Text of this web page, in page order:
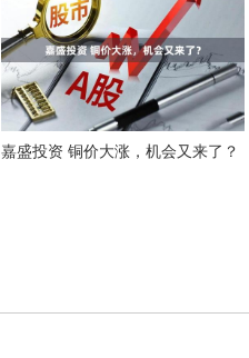
嘉盛投资 铜价大涨，机会又来了？